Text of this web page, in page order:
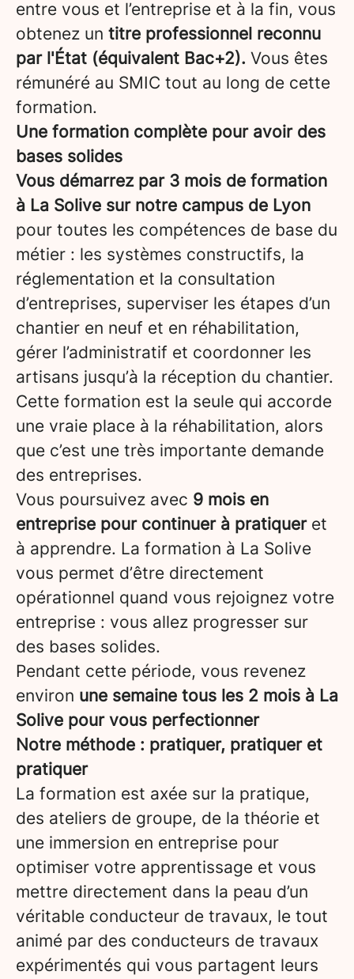
entre vous et l’entreprise et à la fin, vous
obtenez un titre professionnel reconnu
par l'État (équivalent Bac+2). Vous êtes
rémunéré au SMIC tout au long de cette
formation.
Une formation complète pour avoir des
bases solides
Vous démarrez par 3 mois de formation
à La Solive sur notre campus de Lyon
pour toutes les compétences de base du
métier : les systèmes constructifs, la
réglementation et la consultation
d’entreprises, superviser les étapes d’un
chantier en neuf et en réhabilitation,
gérer l’administratif et coordonner les
artisans jusqu’à la réception du chantier.
Cette formation est la seule qui accorde
une vraie place à la réhabilitation, alors
que c’est une très importante demande
des entreprises.
Vous poursuivez avec 9 mois en
entreprise pour continuer à pratiqueret
à apprendre. La formation à La Solive
vous permet d’être directement
opérationnel quand vous rejoignez votre
entreprise : vous allez progresser sur
des bases solides.
Pendant cette période, vous revenez
environ une semaine tous les 2 mois à La
Solive pour vous perfectionner
Notre méthode : pratiquer, pratiquer et
pratiquer
La formation est axée sur la pratique,
des ateliers de groupe, de la théorie et
une immersion en entreprise pour
optimiser votre apprentissage et vous
mettre directement dans la peau d’un
véritable conducteur de travaux, le tout
animé par des conducteurs de travaux
expérimentés qui vous partagent leurs